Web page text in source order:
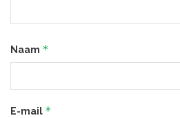
Naam *
E-mail *